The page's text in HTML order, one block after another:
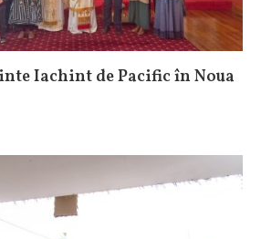
Iachint de Pacific în Noua